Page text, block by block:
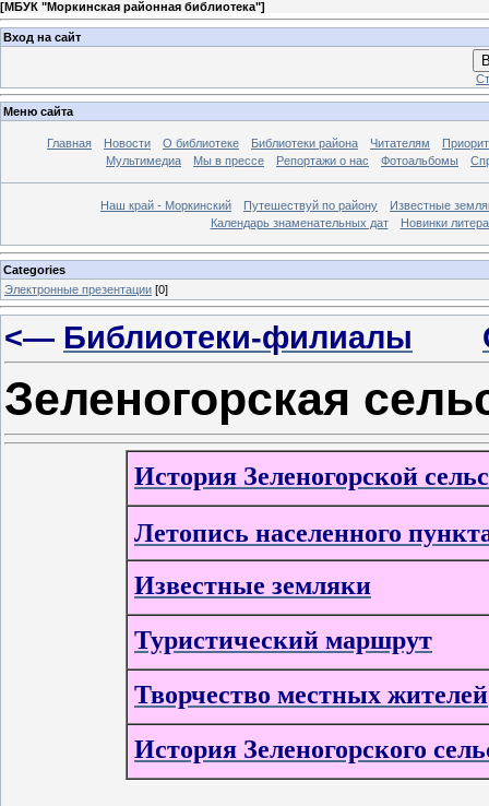
[МБУК "Моркинская районная библиотека"]
Вход на сайт
Меню сайта
Главная Новости О библиотеке Библиотеки района Читателям
Мультимедиа
Мы в прессе Репортажи о нас Фотоальбомы
Наш край - Моркинский Путешествуй по району
Известные
Календарь знаменательных дат
Новинки
Categories
Электронные презентации [0]
<— Библиотеки-филиалы
Зеленогорская
История Зеленогорской
Летопись населенного
Известные земляки
Туристический маршрут
Творчество местных жителей
История Зеленогорского